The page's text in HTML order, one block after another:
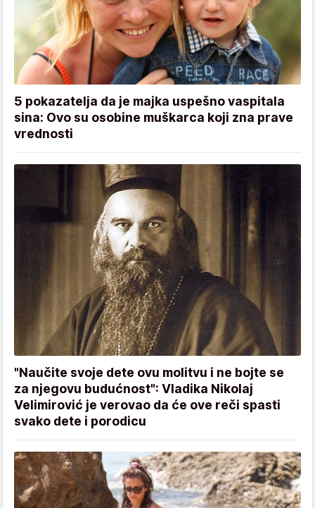
5 pokazatelja da je majka uspešno vaspitala
sina: Ovo su osobine muškarca koji zna prave
vrednosti
"Naučite svoje dete ovu molitvu i ne bojte se
za njegovu budućnost": Vladika Nikolaj
Velimirović je verovao da će ove reči spasti
svako dete i porodicu